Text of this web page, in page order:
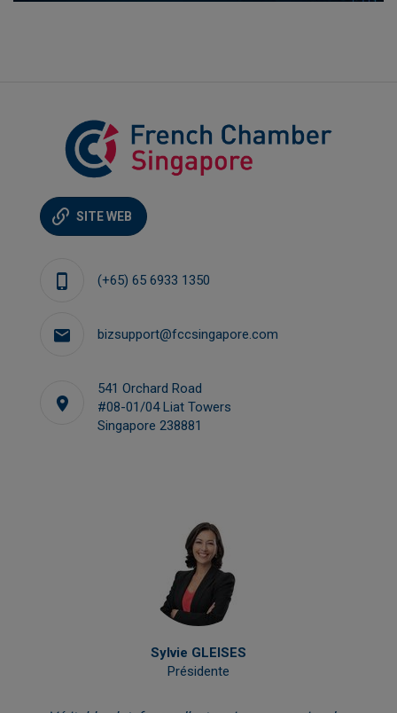
SITE WEB
(+65) 65 6933 1350
bizsupport@fccsingapore.com
541 Orchard Road
#08-01/04 Liat Towers
Singapore 238881
Sylvie GLEISES
Présidente